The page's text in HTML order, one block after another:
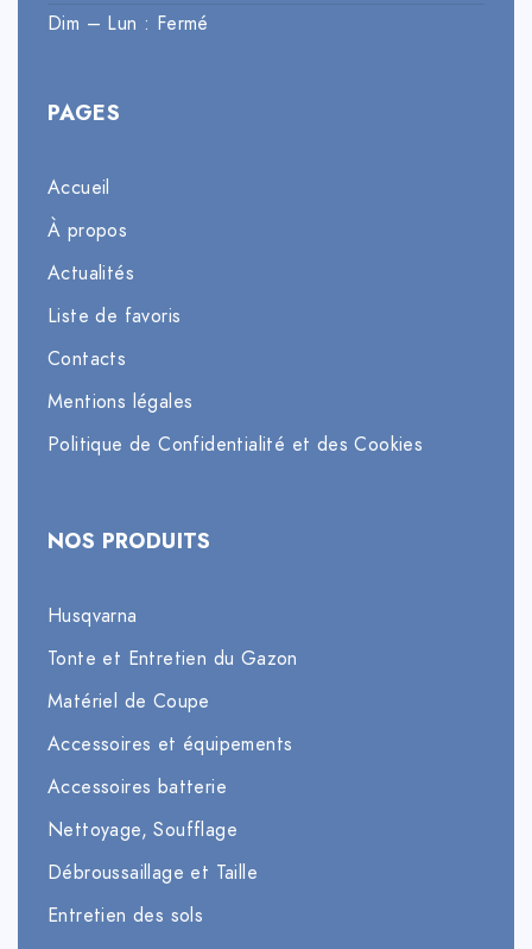
Dim – Lun : Fermé
PAGES
Accueil
À propos
Actualités
Liste de favoris
Contacts
Mentions légales
Politique de Confidentialité et des Cookies
NOS PRODUITS
Husqvarna
Tonte et Entretien du Gazon
Matériel de Coupe
Accessoires et équipements
Accessoires batterie
Nettoyage, Soufflage
Débroussaillage et Taille
Entretien des sols